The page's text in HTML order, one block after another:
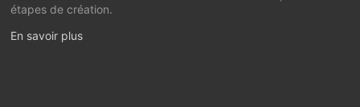
étapes de création.
En savoir plus